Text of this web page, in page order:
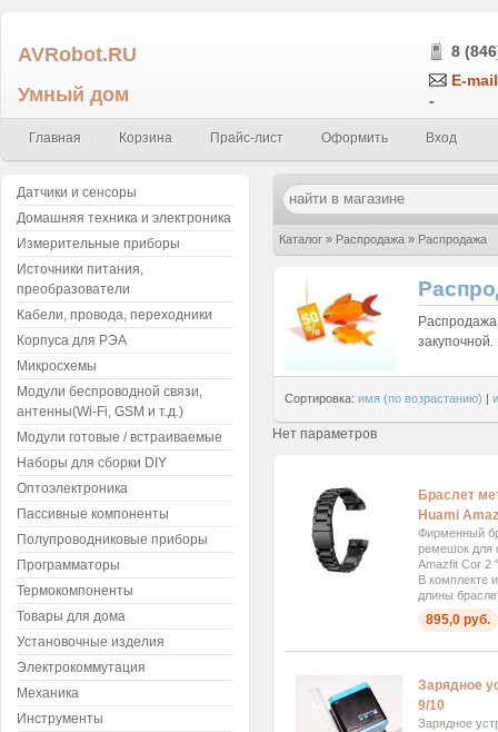
AVRobot.RU
Умный дом
8
E-
-
Главная Корзина Прайс-лист Оформить Вход
Каталог » Распродажа » Распродажа
закупочной.
Сортировка: имя (по возрастанию) |
Нет параметров
Браслет
Huami
Фирменный
ремешок для
Amazfit Cor 2
В комплекте
длины
895,0 руб.
Зарядное
9/10
Зарядное
Датчики и сенсоры
Домашняя техника и электроника
Измерительные приборы
Источники питания,
преобразователи
Кабели, провода, переходники
Корпуса для РЭА
Микросхемы
Модули беспроводной связи,
антенны(Wi-Fi, GSM и т.д.)
Модули готовые / встраиваемые
Наборы для сборки DIY
Оптоэлектроника
Пассивные компоненты
Полупроводниковые приборы
Программаторы
Термокомпоненты
Товары для дома
Установочные изделия
Электрокоммутация
Механика
Инструменты